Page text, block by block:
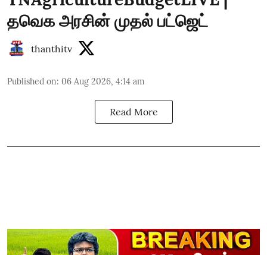
தவெக அரசின் முதல் பட்ஜெட்
thanthitv
Published on: 06 Aug 2026, 4:14 am
Read More